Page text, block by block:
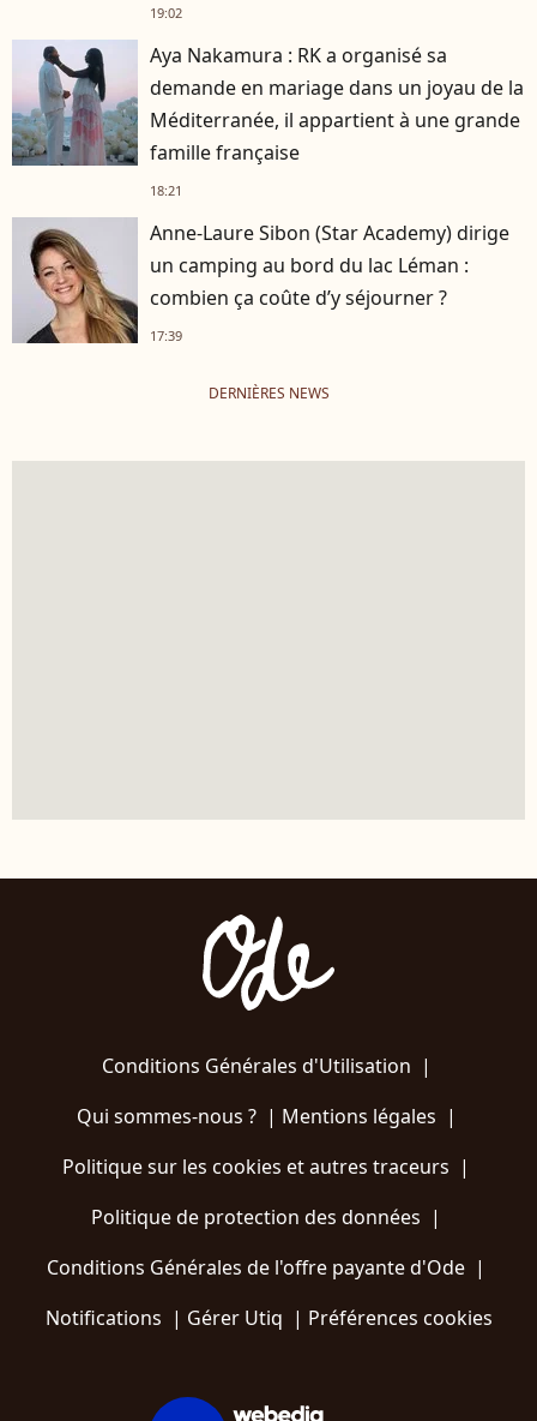
19:02
Aya Nakamura : RK a organisé sa
demande en mariage dans un joyau de la
Méditerranée, il appartient à une grande
famille française
18:21
Anne-Laure Sibon (Star Academy) dirige
un camping au bord du lac Léman :
combien ça coûte d’y séjourner ?
17:39
DERNIÈRES NEWS
Conditions Générales d'Utilisation |
Qui sommes-nous ?| Mentions légales |
Politique sur les cookies et autres traceurs |
Politique de protection des données |
Conditions Générales de l'offre payante d'Ode |
Notifications | Gérer Utiq | Préférences cookies